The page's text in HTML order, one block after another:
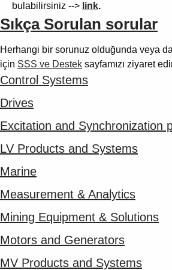
bulabilirsiniz --> link.
Sıkça Sorulan sorular
Herhangi bir sorunuz olduğunda veya
için SSS ve Destek sayfamızı ziyaret
Control Systems
Drives
Excitation and Synchronization
LV Products and Systems
Marine
Measurement & Analytics
Mining Equipment & Solutions
Motors and Generators
MV Products and Systems